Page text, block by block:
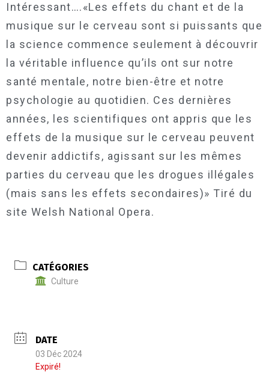
Intéressant….«Les effets du chant et de la
musique sur le cerveau sont si puissants que
la science commence seulement à découvrir
la véritable influence qu’ils ont sur notre
santé mentale, notre bien-être et notre
psychologie au quotidien. Ces dernières
années, les scientifiques ont appris que les
effets de la musique sur le cerveau peuvent
devenir addictifs, agissant sur les mêmes
parties du cerveau que les drogues illégales
(mais sans les effets secondaires)» Tiré du
site Welsh National Opera.
CATÉGORIES
Culture
DATE
03 Déc 2024
Expiré!